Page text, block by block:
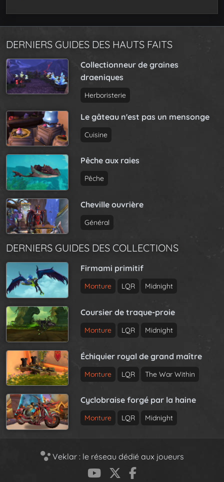
DERNIERS GUIDES DES HAUTS FAITS
Collectionneur de graines
draeniques
Herboristerie
Le gâteau n'est pas un mensonge
Cuisine
Pêche aux raies
Pêche
Cheville ouvrière
Général
DERNIERS GUIDES DES COLLECTIONS
Firmami primitif
Monture LQR Midnight
Coursier de traque-proie
Monture LQR Midnight
Échiquier royal de grand maître
Monture LQR The War Within
Cyclobraise forgé par la haine
Monture LQR Midnight
Veklar : le réseau dédié aux joueurs